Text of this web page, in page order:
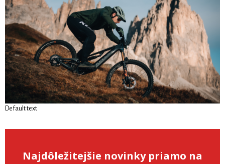
Default text
Najdôležitejšie novinky priamo na